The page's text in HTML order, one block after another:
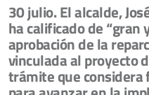
30 julio. El alcalde,
ha calificado de “gran
aprobación de la
vinculada al proyecto
trámite que